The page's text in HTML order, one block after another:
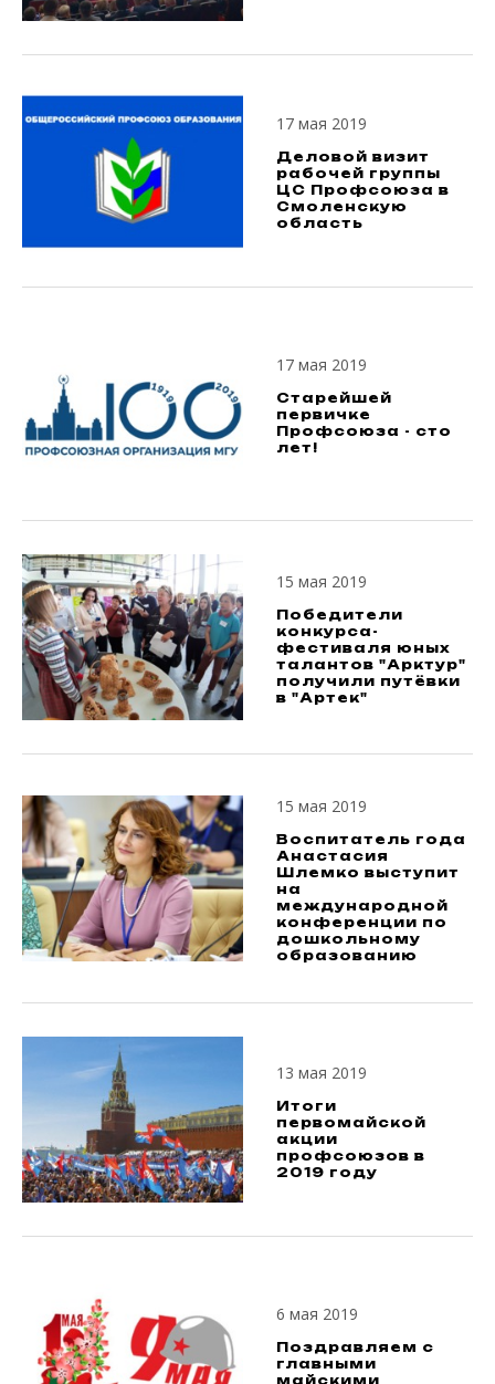
17 мая 2019
Деловой визит
рабочей группы
ЦС Профсоюза в
Смоленскую
область
17 мая 2019
Старейшей
первичке
Профсоюза - сто
лет!
15 мая 2019
Победители
конкурса-
фестиваля юных
талантов "Арктур"
получили путёвки
в "Артек"
15 мая 2019
Воспитатель года
Анастасия
Шлемко выступит
на
международной
конференции по
дошкольному
образованию
13 мая 2019
Итоги
первомайской
акции
профсоюзов в
2019 году
6 мая 2019
Поздравляем с
главными
майскими